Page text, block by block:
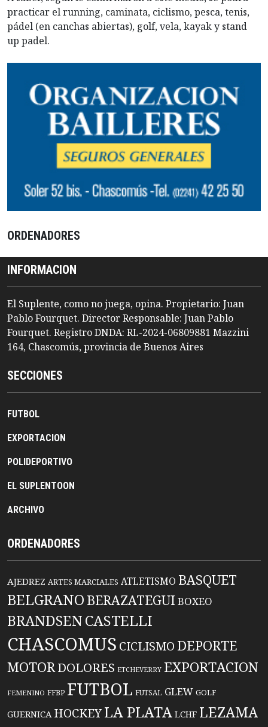
practicar el running, caminata, ciclismo, pesca, tenis,
pádel (en canchas abiertas), golf, vela, kayak y stand
up padel.
ORDENADORES
INFORMACION
El Suplente, como no juega, opina. Propietario: Juan
Pablo Fourquet. Director Responsable: Juan Pablo
Fourquet. Registro DNDA: RL-2024-06809881 Mazzini
164, Chascomús, provincia de Buenos Aires
SECCIONES
FUTBOL
EXPORTACION
POLIDEPORTIVO
EL SUPLENTOON
ARCHIVO
ORDENADORES
AJEDREZ ARTES MARCIALES ATLETISMO BASQUET
BELGRANO BERAZATEGUIBOXEO
BRANDSENCASTELLI
CHASCOMUS CICLISMO DEPORTE
MOTORDOLORES ETCHEVERRY EXPORTACION
FEMENINO FFBP FUTBOL FUTSAL GLEW GOLF
GUERNICA HOCKEYLA PLATA LCHF LEZAMA